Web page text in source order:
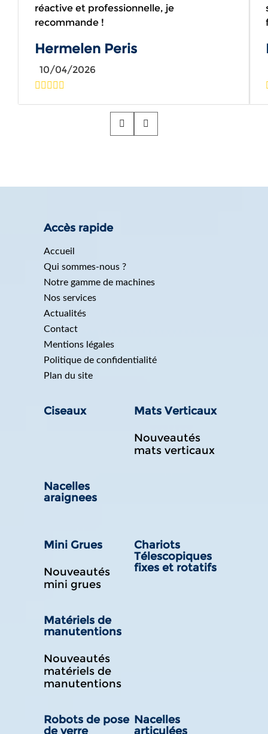
réactive et professionnelle, je
recommande !
Hermelen Peris
10/04/2026
Accès rapide
Accueil
Qui sommes-nous ?
Notre gamme de machines
Nos services
Actualités
Contact
Mentions légales
Politique de confidentialité
Plan du site
Ciseaux Mats Verticaux
Nouveautés
mats verticaux
Nacelles
araignees
Mini Grues
Nouveautés
mini grues
Chariots
Télescopiques
fixes et rotatifs
Matériels de
manutentions
Nouveautés
matériels de
manutentions
Robots de pose
de verre
Nacelles
articulées